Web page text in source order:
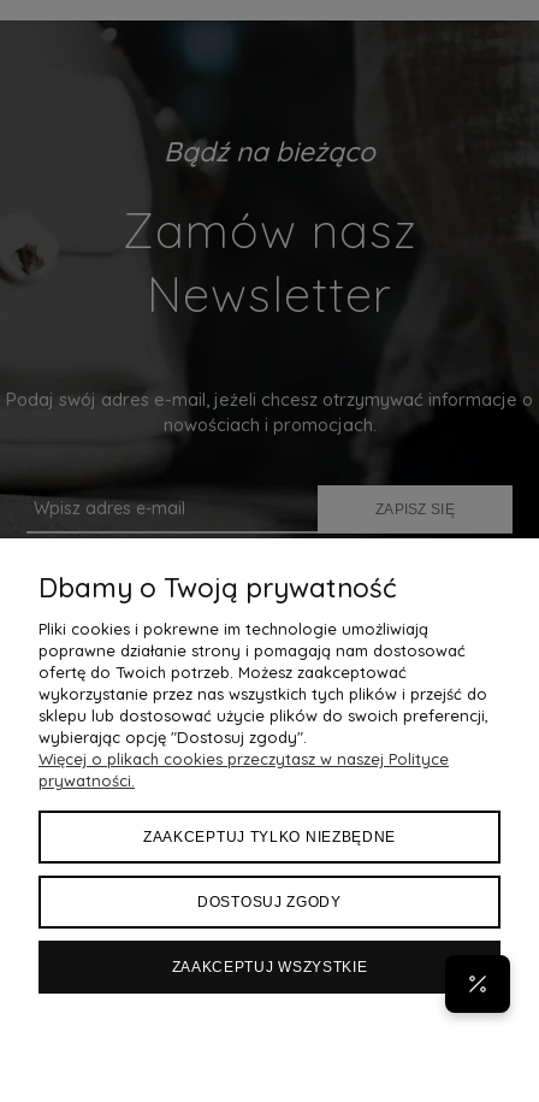
Bądź na bieżąco
Zamów nasz
Newsletter
Podaj swój adres e-mail, jeżeli chcesz otrzymywać informacje o
nowościach i promocjach.
ZAPISZ SIĘ
POMOC
MOJE KONTO
PŁATNOŚCI I DOSTAWA
Dbamy o Twoją prywatność
Pliki cookies i pokrewne im technologie umożliwiają
poprawne działanie strony i pomagają nam dostosować
ofertę do Twoich potrzeb. Możesz zaakceptować
wykorzystanie przez nas wszystkich tych plików i przejść do
sklepu lub dostosować użycie plików do swoich preferencji,
wybierając opcję "Dostosuj zgody".
Więcej o plikach cookies przeczytasz w naszej Polityce
prywatności.
ZAAKCEPTUJ TYLKO NIEZBĘDNE
DOSTOSUJ ZGODY
ZAAKCEPTUJ WSZYSTKIE